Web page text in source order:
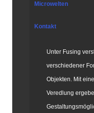
Microwelten
Kontakt
Unter Fusing
verschiedener
Objekten. Mit
Veredlung